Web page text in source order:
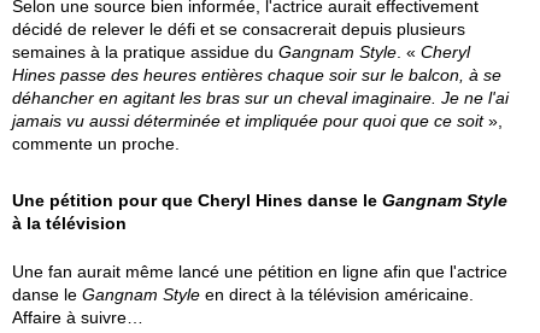
Selon une source bien informée, l'actrice aurait effectivement
décidé de relever le défi et se consacrerait depuis plusieurs
semaines à la pratique assidue du Gangnam Style . « Cheryl
Hines passe des heures entières chaque soir sur le balcon, à se
déhancher en agitant les bras sur un cheval imaginaire. Je ne l'ai
jamais vu aussi déterminée et impliquée pour quoi que ce soit»,
commente un proche.
Une pétition pour que Cheryl Hines danse le Gangnam Style
à la télévision
Une fan aurait même lancé une pétition en ligne afin que l'actrice
danse le Gangnam Style en direct à la télévision américaine.
Affaire à suivre…